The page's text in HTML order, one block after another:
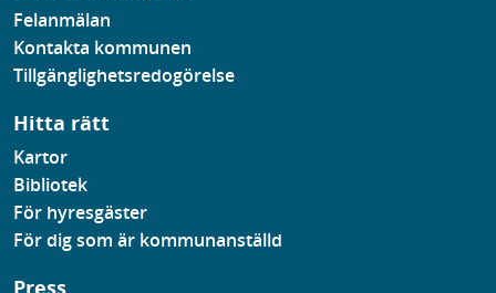
Felanmälan
Kontakta kommunen
Tillgänglighetsredogörelse
Hitta rätt
Kartor
Bibliotek
För hyresgäster
För dig som är kommunanställd
Press